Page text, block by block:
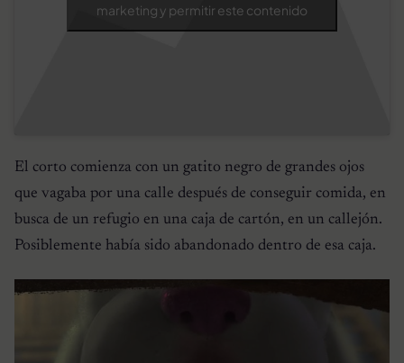
marketing y permitir este contenido
El corto comienza con un gatito negro de grandes ojos
que vagaba por una calle después de conseguir comida, en
busca de un refugio en una caja de cartón, en un callejón.
Posiblemente había sido abandonado dentro de esa caja.